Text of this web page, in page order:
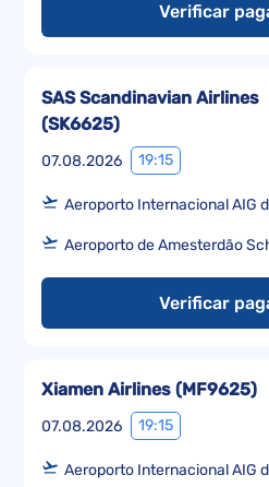
Verificar
07.08.2026 19:15
SAS Scandinavian Airlines
(SK6625)
Aeroporto Internacional AIG
Aeroporto de Amesterdão
Verificar
07.08.2026 19:15
Xiamen Airlines (MF9625)
Aeroporto Internacional AIG